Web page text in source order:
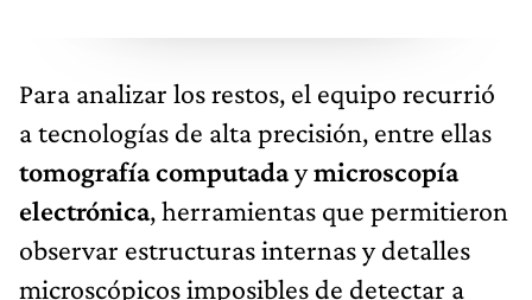
Para analizar los restos, el equipo recurrió
a tecnologías de alta precisión, entre ellas
tomografía computadaymicroscopía
electrónica, herramientas que permitieron
observar estructuras internas y detalles
microscópicos imposibles de detectar a